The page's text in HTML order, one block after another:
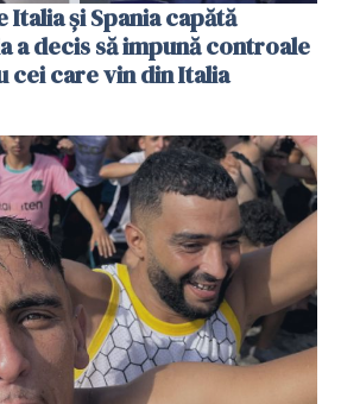
și Spania capătă
a decis să impună controale
cei care vin din Italia